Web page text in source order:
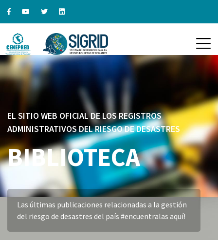
EL SITIO WEB OFICIAL DE LOS REGISTROS
ADMINISTRATIVOS DEL RIESGO DE DESASTRES
BIBLIOTECA
Las últimas publicaciones relacionadas a la gestión
del riesgo de desastres del país #encuentralas aquí!